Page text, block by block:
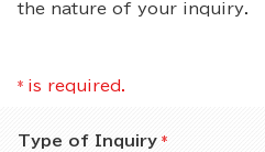
the nature of your inquiry.
* is required.
Type of Inquiry